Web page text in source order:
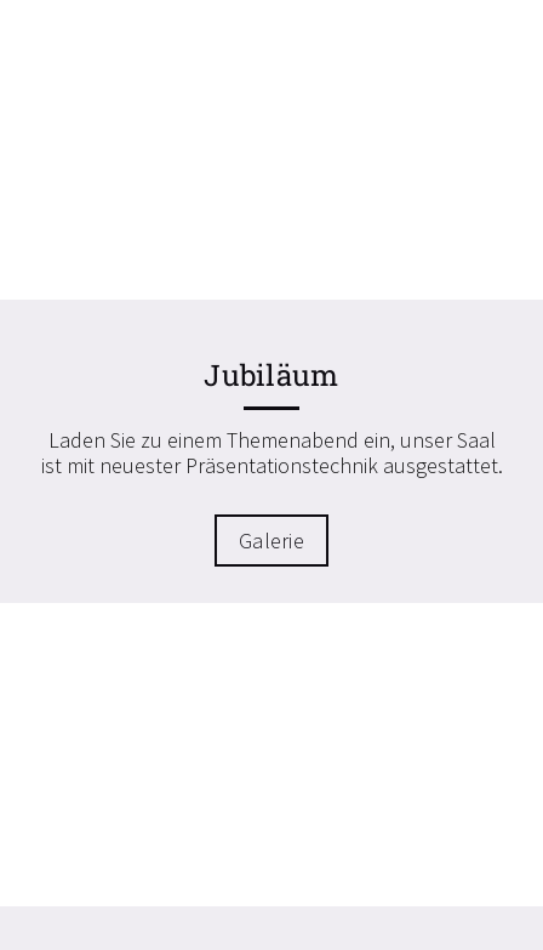
Jubiläum
Laden Sie zu einem Themenabend ein, unser Saal
ist mit neuester Präsentationstechnik ausgestattet.
Galerie